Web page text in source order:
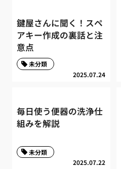
鍵屋さんに聞く！スペ
アキー作成の裏話と注
意点
2025.07.24
未分類
毎日使う便器の洗浄仕
組みを解説
2025.07.22
未分類